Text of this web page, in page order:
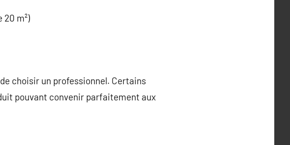
m²)
choisir un professionnel. Certains
pouvant convenir parfaitement aux